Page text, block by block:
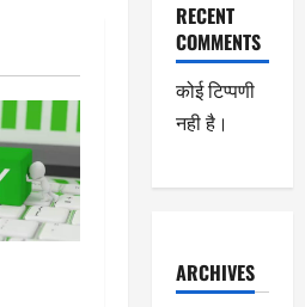
RECENT
COMMENTS
कोई टिप्पणी
नही है।
ARCHIVES